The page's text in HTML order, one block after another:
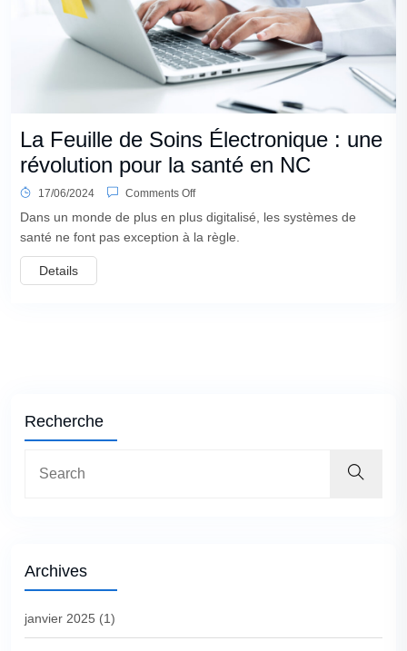
La Feuille de Soins Électronique : une
révolution pour la santé en NC
17/06/2024 Comments Off
Dans un monde de plus en plus digitalisé, les systèmes de
santé ne font pas exception à la règle.
Details
Recherche
Archives
janvier 2025 (1)